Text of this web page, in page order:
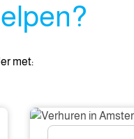
met:
Verhuren